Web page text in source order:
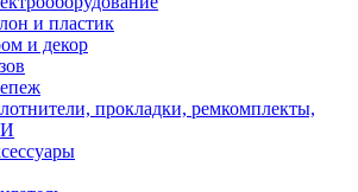
и пластик
и декор
прокладки, ремкомплекты,